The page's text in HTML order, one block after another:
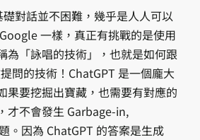
對話並不困難，幾乎是人人可以
一樣，真正有挑戰的是使用
為「詠唱的技術」，也就是如何跟
問的技術！ChatGPT 是一個龐大
果要挖掘出寶藏，也需要有對應的
才不會發生 Garbage-in,
。因為 ChatGPT 的答案是生成